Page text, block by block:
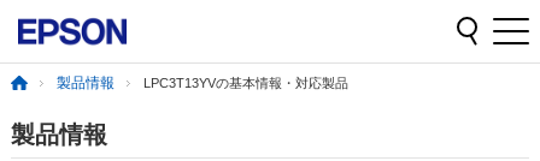
製品情報 LPC3T13YVの基本情報・対応製品
製品情報